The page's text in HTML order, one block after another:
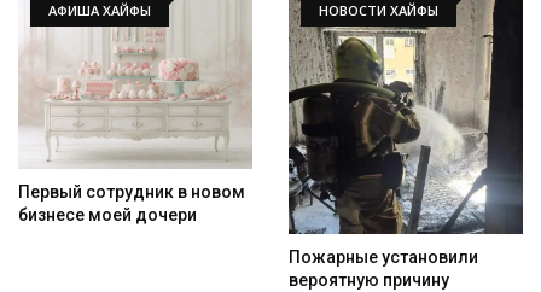
Искать
АФИША ХАЙФЫ
Первый сотрудник в новом
бизнесе моей дочери
НОВОСТИ ХАЙФЫ
Пожарные установили
вероятную причину